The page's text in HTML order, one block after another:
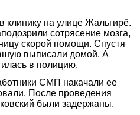
клинику на улице Жальгирё.
сотрясение мозга,
скорой помощи. Спустя
выписали домой. А
в полицию.
СМП накачали ее
После проведения
были задержаны.